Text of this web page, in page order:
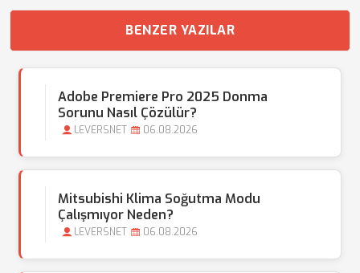
BENZER YAZILAR
Adobe Premiere Pro 2025 Donma
Sorunu Nasıl Çözülür?
LEVERSNET 06.08.2026
Mitsubishi Klima Soğutma Modu
Çalışmıyor Neden?
LEVERSNET 06.08.2026